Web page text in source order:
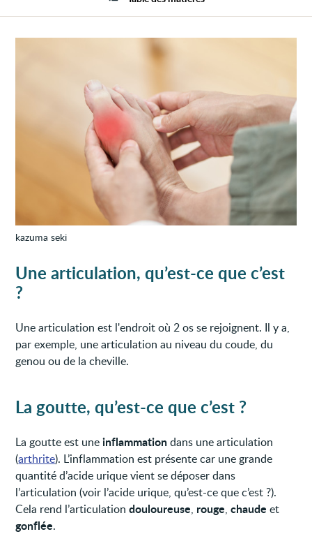
kazuma seki
Une articulation, qu’est-ce que c’est
?
Une articulation est l'endroit où 2 os se rejoignent. Il y a,
par exemple, une articulation au niveau du coude, du
genou ou de la cheville.
La goutte, qu’est-ce que c’est ?
La goutte est uneinflammationdans une articulation
(arthrite). L’inflammation est présente car une grande
quantité d’acide urique vient se déposer dans
l’articulation (voir l’acide urique, qu’est-ce que c’est ?).
Cela rend l’articulationdouloureuse, rouge,chaudeet
gonflée.